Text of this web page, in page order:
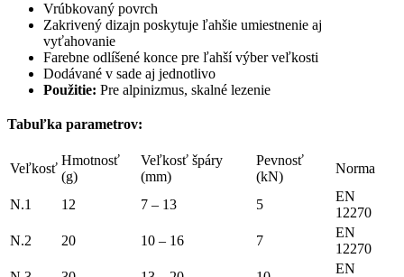
Vrúbkovaný povrch
Zakrivený dizajn poskytuje ľahšie umiestnenie aj
vyťahovanie
Farebne odlíšené konce pre ľahší výber veľkosti
Dodávané v sade aj jednotlivo
Použitie: Pre alpinizmus, skalné lezenie
Tabuľka parametrov:
Veľkosť
Hmotnosť
(g)
Veľkosť špáry
(mm)
Pevnosť
(kN)
Norma
N.1 12 7 – 13 5
EN
12270
N.2
20 10 – 16 7
EN
12270
EN